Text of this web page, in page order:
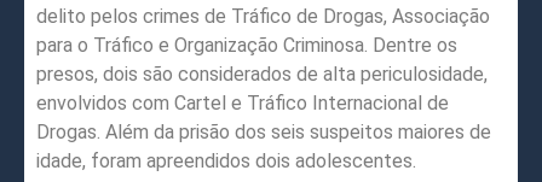
delito pelos crimes de Tráfico de Drogas, Associação
para o Tráfico e Organização Criminosa. Dentre os
presos, dois são considerados de alta periculosidade,
envolvidos com Cartel e Tráfico Internacional de
Drogas. Além da prisão dos seis suspeitos maiores de
idade, foram apreendidos dois adolescentes.